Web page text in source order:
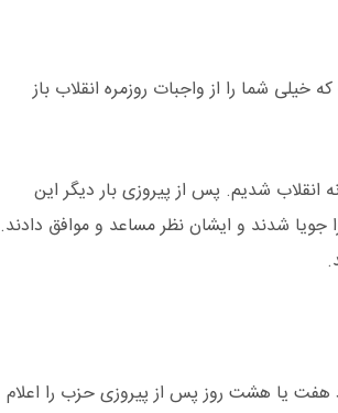
شما را از واجبات روزمره انقلاب باز
انقلاب شدیم. پس از پیروزی بار دیگر این
جویا شدند و ایشان نظر مساعد و موافق دادند.
هفت یا هشت روز پس از پیروزی حزب را اعلام